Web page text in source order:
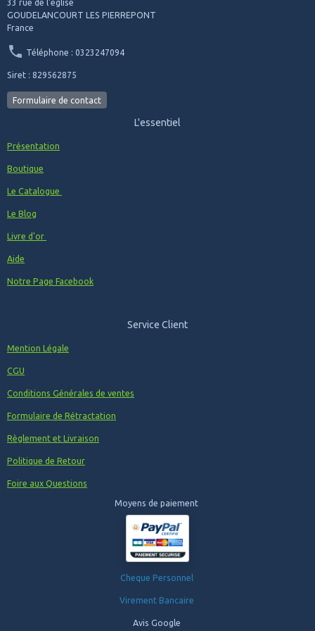
33 rue de l'eglise
GOUDELANCOURT LES PIERREPONT
France
Téléphone : 0323247094
Siret : 829562875
Formulaire de contact
L'essentiel
Présentation
Boutique
Le Catalogue
Le Blog
Livre d'or
Aide
Notre Page Facebook
Service Client
Mention Légale
CGU
Conditions Générales de ventes
Formulaire de Rétractation
Règlement et Livraison
Politique de Retour
Foire aux Questions
Moyens de paiement
Cheque Personnel
Virement Bancaire
Avis Google